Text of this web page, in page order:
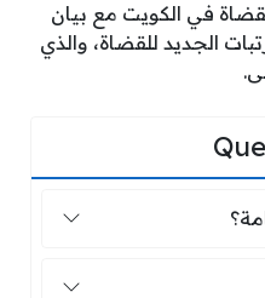
في الكويت مع بيان
الجديد للقضاة، والذي
العامة؟